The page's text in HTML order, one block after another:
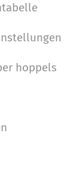
hoppels